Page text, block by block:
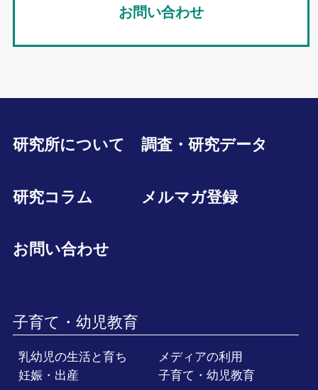
お問い合わせ
研究所について 調査・研究データ
研究コラム メルマガ登録
お問い合わせ
子育て・幼児教育
乳幼児の生活と育ち
メディアの利用
妊娠・出産
子育て・幼児教育